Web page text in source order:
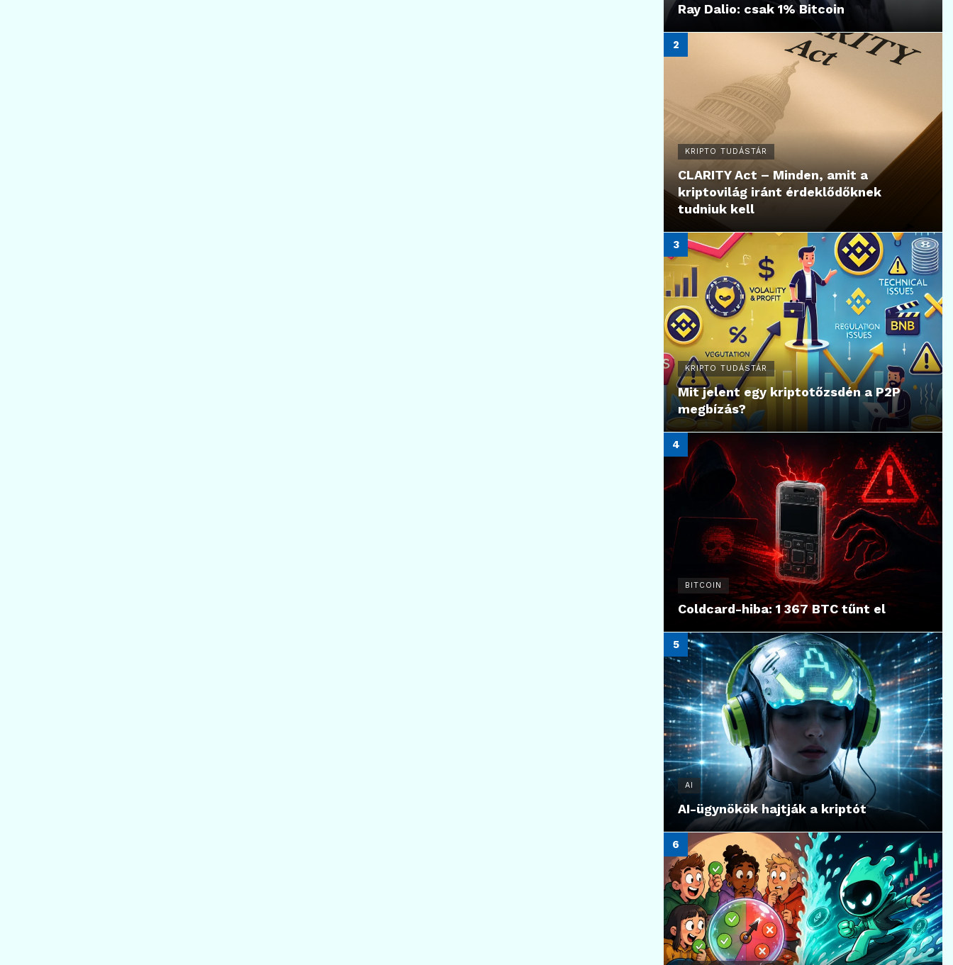
Ray Dalio: csak 1% Bitcoin
KRIPTO TUDÁSTÁR
CLARITY Act – Minden, amit a
kriptovilág iránt érdeklődőknek
tudniuk kell
KRIPTO TUDÁSTÁR
Mit jelent egy kriptotőzsdén a P2P
megbízás?
BITCOIN
Coldcard-hiba: 1 367 BTC tűnt el
AI
AI-ügynökök hajtják a kriptót